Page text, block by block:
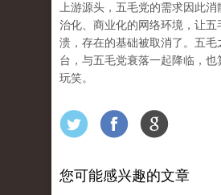
上游源头，五毛党的需求因此
治化、商业化的网络环境，让五
溃，存在的基础被取消了。五毛
台，与五毛党衰落一起降临，也
玩笑。
您可能感兴趣的文章